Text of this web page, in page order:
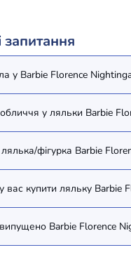
у Barbie Florence
у ляльки Barbie
фігурка Barbie
купити ляльку Barbie
Barbie Florence